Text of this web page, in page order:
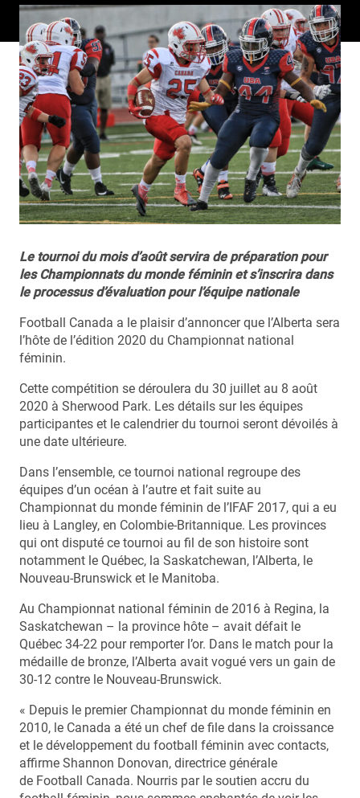
Le tournoi du mois d’août servira de préparation pour
les Championnats du monde féminin et s’inscrira dans
le processus d’évaluation pour l’équipe nationale
Football Canada a le plaisir d’annoncer que l’Alberta sera
l’hôte de l’édition 2020 du Championnat national
féminin.
Cette compétition se déroulera du 30 juillet au 8 août
2020 à Sherwood Park. Les détails sur les équipes
participantes et le calendrier du tournoi seront dévoilés à
une date ultérieure.
Dans l’ensemble, ce tournoi national regroupe des
équipes d’un océan à l’autre et fait suite au
Championnat du monde féminin de l’IFAF 2017, qui a eu
lieu à Langley, en Colombie-Britannique. Les provinces
qui ont disputé ce tournoi au fil de son histoire sont
notamment le Québec, la Saskatchewan, l’Alberta, le
Nouveau-Brunswick et le Manitoba.
Au Championnat national féminin de 2016 à Regina, la
Saskatchewan – la province hôte – avait défait le
Québec 34-22 pour remporter l’or. Dans le match pour la
médaille de bronze, l’Alberta avait vogué vers un gain de
30-12 contre le Nouveau-Brunswick.
« Depuis le premier Championnat du monde féminin en
2010, le Canada a été un chef de file dans la croissance
et le développement du football féminin avec contacts,
affirme Shannon Donovan, directrice générale
de Football Canada. Nourris par le soutien accru du